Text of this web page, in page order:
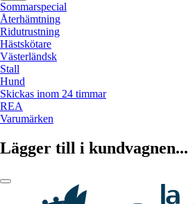
Sommarspecial
Återhämtning
Ridutrustning
Hästskötare
Västerländsk
Stall
Hund
Skickas inom 24 timmar
REA
Varumärken
Lägger till i kundvagnen...